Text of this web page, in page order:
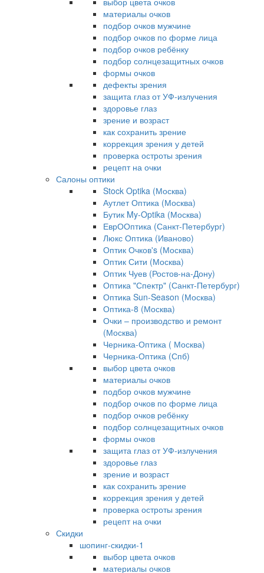
материалы очков
подбор очков мужчине
подбор очков по форме лица
подбор очков ребёнку
подбор солнцезащитных очков
формы очков
дефекты зрения
защита глаз от УФ-излучения
здоровье глаз
зрение и возраст
как сохранить зрение
коррекция зрения у детей
проверка остроты зрения
рецепт на очки
Салоны оптики
Stock Optika (Москва)
Аутлет Оптика (Москва)
Бутик My-Optika (Москва)
ЕврООптика (Санкт-Петербург)
Люкс Оптика (Иваново)
Оптик Очков's (Москва)
Оптик Сити (Москва)
Оптик Чуев (Ростов-на-Дону)
Оптика "Спектр" (Санкт-Петербург)
Оптика Sun-Season (Москва)
Оптика-8 (Москва)
Очки – производство и ремонт
(Москва)
Черника-Оптика ( Москва)
Черника-Оптика (Спб)
выбор цвета очков
материалы очков
подбор очков мужчине
подбор очков по форме лица
подбор очков ребёнку
подбор солнцезащитных очков
формы очков
защита глаз от УФ-излучения
здоровье глаз
зрение и возраст
как сохранить зрение
коррекция зрения у детей
проверка остроты зрения
рецепт на очки
Скидки
шопинг-скидки-1
выбор цвета очков
материалы очков